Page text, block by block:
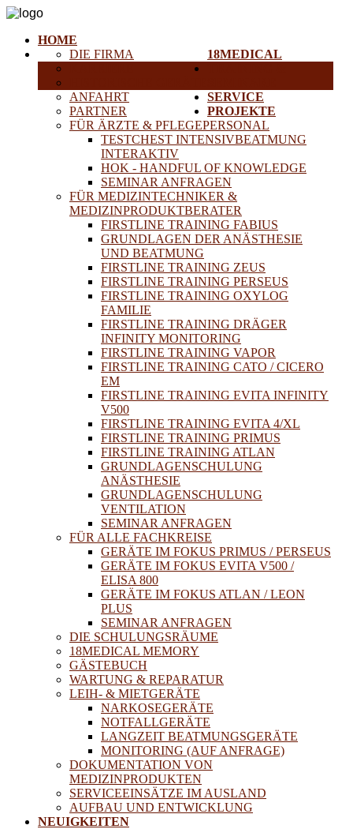
HOME
18MEDICAL
DIE FIRMA
ANFAHRT
PARTNER
FÜR ÄRZTE & PFLEGEPERSONAL
TESTCHEST INTENSIVBEATMUNG
INTERAKTIV
HOK - HANDFUL OF KNOWLEDGE
SEMINAR ANFRAGEN
FÜR MEDIZINTECHNIKER &
MEDIZINPRODUKTBERATER
FIRSTLINE TRAINING FABIUS
GRUNDLAGEN DER ANÄSTHESIE
UND BEATMUNG
FIRSTLINE TRAINING ZEUS
FIRSTLINE TRAINING PERSEUS
FIRSTLINE TRAINING OXYLOG
FAMILIE
FIRSTLINE TRAINING DRÄGER
INFINITY MONITORING
FIRSTLINE TRAINING VAPOR
FIRSTLINE TRAINING CATO / CICERO
EM
FIRSTLINE TRAINING EVITA INFINITY
V500
FIRSTLINE TRAINING EVITA 4/XL
FIRSTLINE TRAINING PRIMUS
FIRSTLINE TRAINING ATLAN
GRUNDLAGENSCHULUNG
ANÄSTHESIE
GRUNDLAGENSCHULUNG
VENTILATION
SEMINAR ANFRAGEN
FÜR ALLE FACHKREISE
GERÄTE IM FOKUS PRIMUS / PERSEUS
GERÄTE IM FOKUS EVITA V500 /
ELISA 800
GERÄTE IM FOKUS ATLAN / LEON
PLUS
SEMINAR ANFRAGEN
DIE SCHULUNGSRÄUME
18MEDICAL MEMORY
GÄSTEBUCH
SERVICE
WARTUNG & REPARATUR
LEIH- & MIETGERÄTE
NARKOSEGERÄTE
NOTFALLGERÄTE
LANGZEIT BEATMUNGSGERÄTE
MONITORING (AUF ANFRAGE)
DOKUMENTATION VON
MEDIZINPRODUKTEN
PROJEKTE
SERVICEEINSÄTZE IM AUSLAND
AUFBAU UND ENTWICKLUNG
NEUIGKEITEN